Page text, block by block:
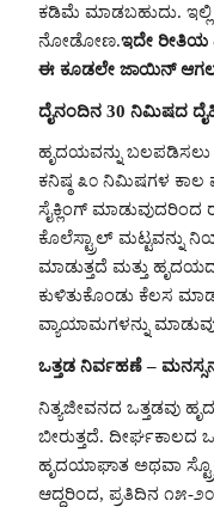
ಕಡಿಮೆ ಮಾಡಬಹುದು. ಇಲ್ಲಿ
ನೋಡೋಣ.ಇದೇ ರೀತಿಯ
ಈ ಕೂಡಲೇ ಜಾಯಿನ್
ದೈನಂದಿನ 30 ನಿಮಿಷದ
ಹೃದಯವನ್ನು ಬಲಪಡಿಸಲು
ಕನಿಷ್ಠ ೩೦ ನಿಮಿಷಗಳ
ಸೈಕ್ಲಿಂಗ್ ಮಾಡುವುದರಿಂದ
ಕೊಲೆಸ್ಟ್ರಾಲ್ ಮಟ್ಟವನ್ನು
ಮಾಡುತ್ತದೆ ಮತ್ತು
ಕುಳಿತುಕೊಂಡು ಕೆಲಸ
ವ್ಯಾಯಾಮಗಳನ್ನು
ಒತ್ತಡ ನಿರ್ವಹಣೆ –
ನಿತ್ಯಜೀವನದ ಒತ್ತಡವು
ಬೀರುತ್ತದೆ. ದೀರ್ಘಕಾಲದ
ಹೃದಯಾಘಾತ ಅಥವಾ
ಆದ್ದರಿಂದ, ಪ್ರತಿದಿನ ೧೫-